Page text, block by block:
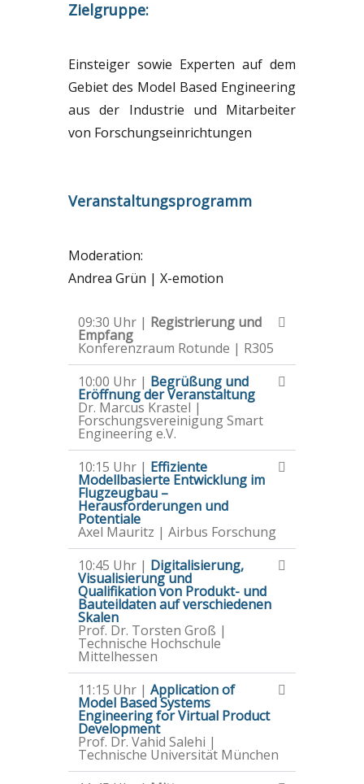
Zielgruppe:
Einsteiger sowie Experten auf dem
Gebiet des Model Based Engineering
aus der Industrie und Mitarbeiter
von Forschungseinrichtungen
Veranstaltungsprogramm
Moderation:
Andrea Grün | X-emotion
09:30 Uhr | Registrierung und
Empfang
Konferenzraum Rotunde | R305
10:00 Uhr | Begrüßung und
Eröffnung der Veranstaltung
Dr. Marcus Krastel |
Forschungsvereinigung Smart
Engineering e.V.
10:15 Uhr | Effiziente
Modellbasierte Entwicklung im
Flugzeugbau –
Herausforderungen und
Potentiale
Axel Mauritz | Airbus Forschung
10:45 Uhr | Digitalisierung,
Visualisierung und
Qualifikation von Produkt- und
Bauteildaten auf verschiedenen
Skalen
Prof. Dr. Torsten Groß |
Technische Hochschule
Mittelhessen
11:15 Uhr |Application of
Model Based Systems
Engineering for Virtual Product
Development
Prof. Dr. Vahid Salehi |
Technische Universität München